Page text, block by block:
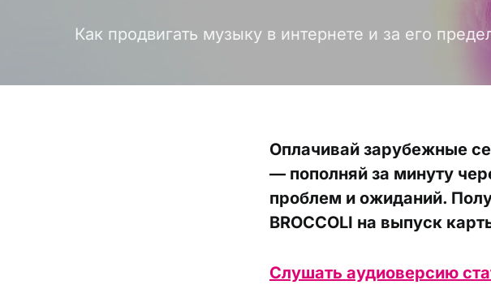
Как продвигать музыку в интернете и за его
Оплачивай зарубежные
— пополняй за минуту
проблем и ожиданий.
BROCCOLI на выпуск
Слушать аудиоверсию